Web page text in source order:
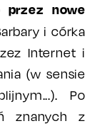
przez nowe
i córka
Internet i
(w sensie
Po
znanych z